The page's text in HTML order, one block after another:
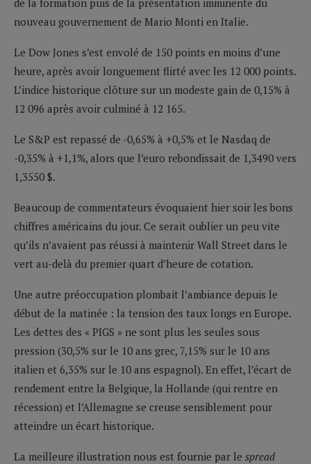
nouveau gouvernement de Mario Monti en Italie.
Le Dow Jones s’est envolé de 150 points en moins d’une
heure, après avoir longuement flirté avec les 12 000 points.
L’indice historique clôture sur un modeste gain de 0,15% à
12 096 après avoir culminé à 12 165.
Le S&P est repassé de -0,65% à +0,5% et le Nasdaq de
-0,35% à +1,1%, alors que l’euro rebondissait de 1,3490 vers
1,3550 $.
Beaucoup de commentateurs évoquaient hier soir les bons
chiffres américains du jour. Ce serait oublier un peu vite
qu’ils n’avaient pas réussi à maintenir Wall Street dans le
vert au-delà du premier quart d’heure de cotation.
Une autre préoccupation plombait l’ambiance depuis le
début de la matinée : la tension des taux longs en Europe.
Les dettes des « PIGS » ne sont plus les seules sous
pression (30,5% sur le 10 ans grec, 7,15% sur le 10 ans
italien et 6,35% sur le 10 ans espagnol). En effet, l’écart de
rendement entre la Belgique, la Hollande (qui rentre en
récession) et l’Allemagne se creuse sensiblement pour
atteindre un écart historique.
La meilleure illustration nous est fournie par le spread